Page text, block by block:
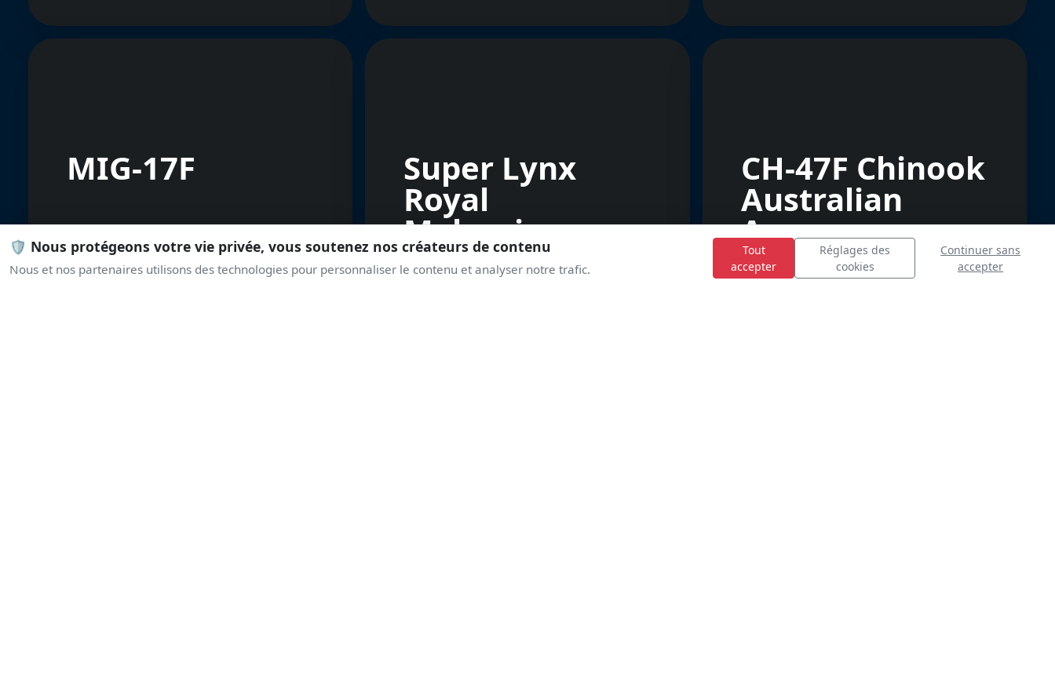
🛡️ Nous protégeons votre vie privée, vous soutenez nos créateurs de contenu
Nous et nos partenaires utilisons des technologies pour personnaliser le contenu et analyser notre trafic.
Tout
accepter
Réglages des
cookies
Continuer sans
accepter
MIG-17F Super Lynx
Royal
Malaysian
Navy
CH-47F Chinook
Australian
Army